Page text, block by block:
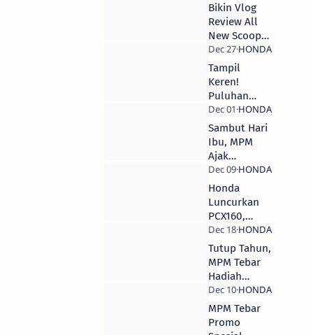
Bikin Vlog
Review All
New Scoopy
Bisa
Menangin
Banyak
Hadiah
Tampil
Keren!
Puluhan
Bikers PCX
Keliling
Sidoarjo
Sambut Hari
Ibu, MPM
Ajak
Konsumen
Lomba Bikin
Video Bareng
Motor Honda
Honda
Luncurkan
PCX160,
Power &
Torsi
Meningkat
Tutup Tahun,
MPM Tebar
Hadiah
Exclusive
Untuk
Konsumen
Honda
MPM Tebar
Promo